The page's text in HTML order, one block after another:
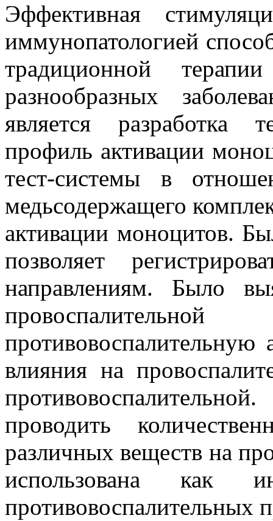
Эффективная
иммунопатологией
традиционной
разнообразных
является разработка
профиль активации
тест-системы в
медьсодержащего
активации моноцитов.
позволяет
направлениям. Было
влияния на
проводить
различных веществ на
использована как
противовоспалительных